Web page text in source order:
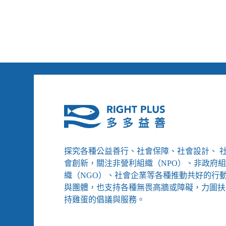
探究各種公益善行、社會保障、社會設計、
會創新，關注非營利組織（NPO）、非政府組
織（NGO）、社會企業等各種推動共好的行
與團體，也支持各種無畏高牆或障礙，力圖扶
持雞蛋的倡議與服務。